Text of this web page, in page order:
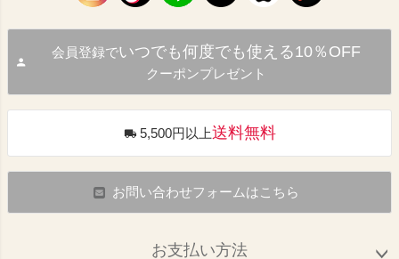
会員登録でいつでも何度でも使える10％OFF
クーポンプレゼント
5,500円以上送料無料
お問い合わせフォームはこちら
お支払い方法